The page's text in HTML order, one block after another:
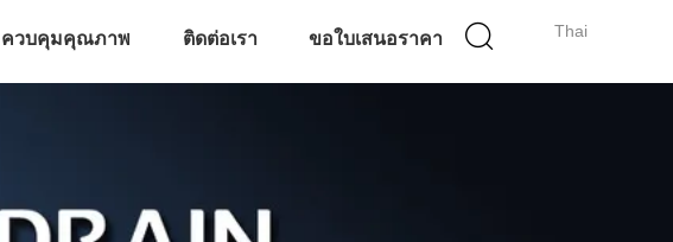
Thai
ควบคุมคุณภาพ ติดต่อเรา ขอใบเสนอราคา